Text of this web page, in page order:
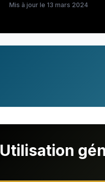
Mis à jour le 13 mars 2024
Utilisation